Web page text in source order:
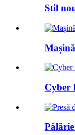
Stil
Cyber